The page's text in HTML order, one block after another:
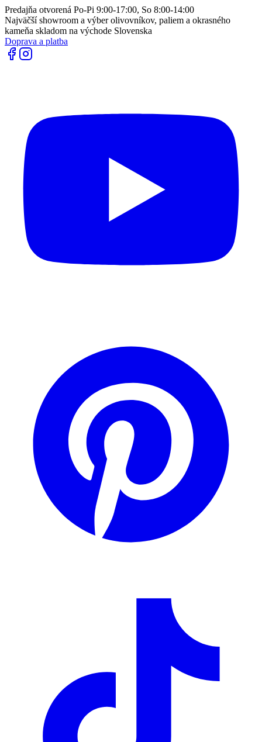
Predajňa otvorená Po-Pi 9:00-17:00, So 8:00-14:00
Najväčší showroom a výber olivovníkov, paliem a okrasného
kameňa skladom na východe Slovenska
Doprava a platba